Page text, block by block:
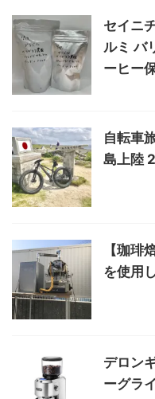
セイニ
ルミ バ
ーヒー
自転車
島上陸
【珈琲
を使用
デロン
ーグラ